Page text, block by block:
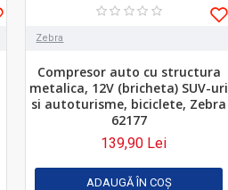
Zebra
Compresor auto cu structura
metalica, 12V (bricheta) SUV-uri
si autoturisme, biciclete, Zebra
62177
139,90 Lei
ADAUGĂ ÎN COŞ